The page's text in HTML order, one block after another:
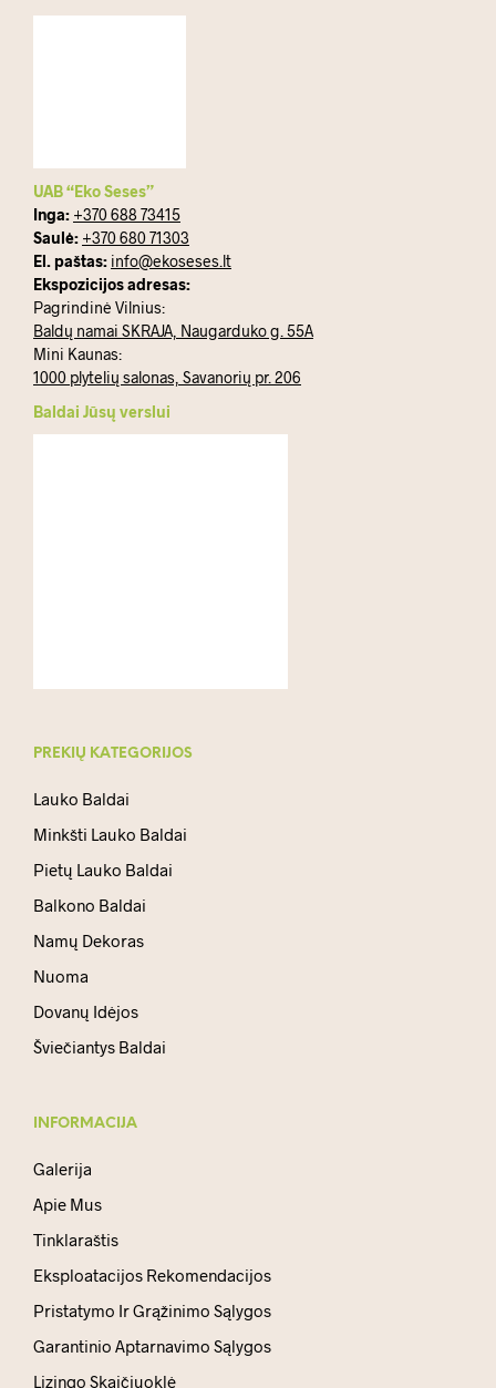
UAB “Eko Seses”
Inga: +370 688 73415
Saulė: +370 680 71303
El. paštas: info@ekoseses.lt
Ekspozicijos adresas:
Pagrindinė Vilnius:
Baldų namai SKRAJA, Naugarduko g. 55A
Mini Kaunas:
1000 plytelių salonas, Savanorių pr. 206
Baldai Jūsų verslui
PREKIŲ KATEGORIJOS
Lauko Baldai
Minkšti Lauko Baldai
Pietų Lauko Baldai
Balkono Baldai
Namų Dekoras
Nuoma
Dovanų Idėjos
Šviečiantys Baldai
INFORMACIJA
Galerija
Apie Mus
Tinklaraštis
Eksploatacijos Rekomendacijos
Pristatymo Ir Grąžinimo Sąlygos
Garantinio Aptarnavimo Sąlygos
Lizingo Skaičiuoklė